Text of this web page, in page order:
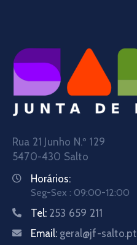
Rua 21 Junho N.º 129
5470-430 Salto
Horários:
Seg-Sex : 09:00-12:00
Tel: 253 659 211
Email: geral@jf-salto.pt